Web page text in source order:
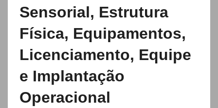
Sensorial, Estrutura
Física, Equipamentos,
Licenciamento, Equipe
e Implantação
Operacional